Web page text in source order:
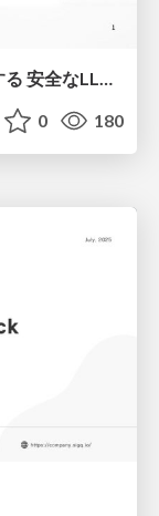
Datadog LLM Observabilityで実現する 安全なLLM Usage 管理
0 180